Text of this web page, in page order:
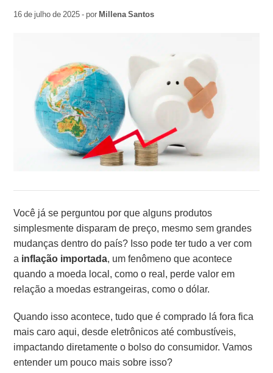
16 de julho de 2025 - por Millena Santos
Você já se perguntou por que alguns produtos
simplesmente disparam de preço, mesmo sem grandes
mudanças dentro do país? Isso pode ter tudo a ver com
a inflação importada, um fenômeno que acontece
quando a moeda local, como o real, perde valor em
relação a moedas estrangeiras, como o dólar.
Quando isso acontece, tudo que é comprado lá fora fica
mais caro aqui, desde eletrônicos até combustíveis,
impactando diretamente o bolso do consumidor. Vamos
entender um pouco mais sobre isso?